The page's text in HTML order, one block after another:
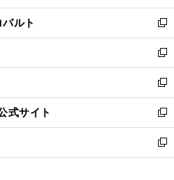
開
く
ウ
で
開
く
ン
ド
ウ
で
開
く
ウ
ィ
ン
ド
ウ
で
開
く
ルト
新
し
い
ウ
ィ
ン
ド
ウ
で
開
新
し
い
ウ
ィ
ン
ド
ウ
新
し
い
ウ
ィ
ン
式サイト
新
し
い
ウ
新
し